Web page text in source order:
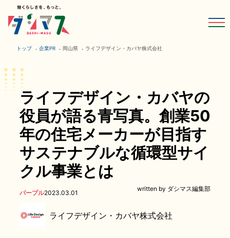
トップ 企業PR 岡山県 ライフデザイン・カバヤ株式会社
ライフデザイン・カバヤの
役員が語る青写真。創業50
年の住宅メーカーが目指す
サステナブルな循環型サイ
クル事業とは
パープル2023.03.01
written by ダシマス編集部
ライフデザイン・カバヤ株式会社